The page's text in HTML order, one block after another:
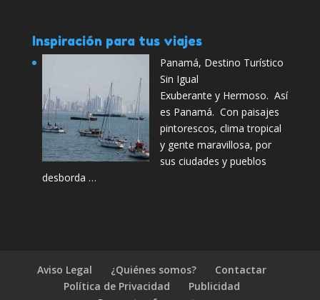
Inspiración para tus viajes
Panamá, Destino Turístico
Sin Igual
Exuberante y Hermoso. Así
es Panamá. Con paisajes
pintorescos, clima tropical
y gente maravillosa, por
sus ciudades y pueblos
desborda …
Aviso Legal ¿Quiénes somos?
Contactar
Política de Privacidad
Publicidad